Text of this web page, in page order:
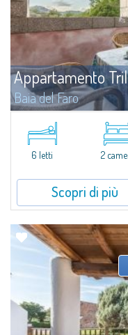
Appartamento
Baia del Faro
Novità 2026: Aria
abitato di Palau e a meno di
Baia del Faro si compone di
6 letti 2
Scopri di più